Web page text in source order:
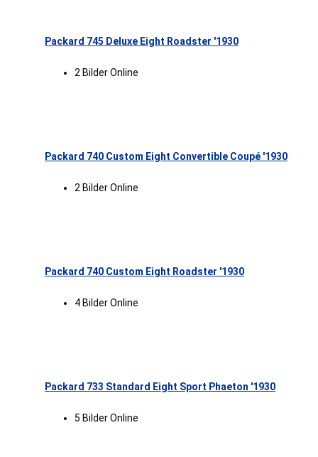
Packard 745 Deluxe Eight Roadster '1930
2 Bilder Online
Packard 740 Custom Eight Convertible Coupé '1930
2 Bilder Online
Packard 740 Custom Eight Roadster '1930
4 Bilder Online
Packard 733 Standard Eight Sport Phaeton '1930
5 Bilder Online